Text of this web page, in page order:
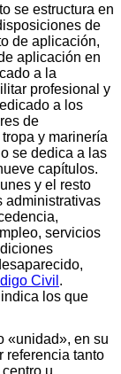
se estructura en
de
de aplicación,
aplicación en
a la
profesional y
a los
de
y marinería
se dedica a las
capítulos.
y el resto
administrativas
servicios
Civil .
los que
«unidad», en su
referencia tanto
u